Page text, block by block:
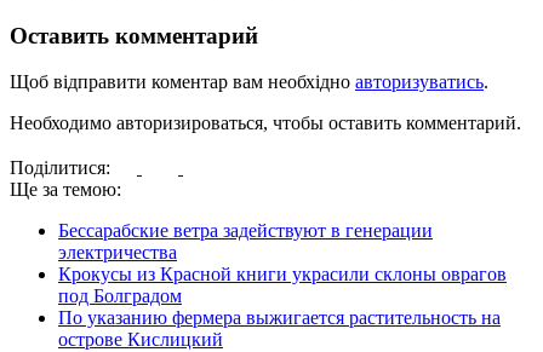
Оставить комментарий
Щоб відправити коментар вам необхідно авторизуватись.
Необходимо авторизироваться, чтобы оставить комментарий.
Поділитися:
Ще за темою:
Бессарабские ветра задействуют в генерации
электричества
Крокусы из Красной книги украсили склоны оврагов
под Болградом
По указанию фермера выжигается растительность на
острове Кислицкий